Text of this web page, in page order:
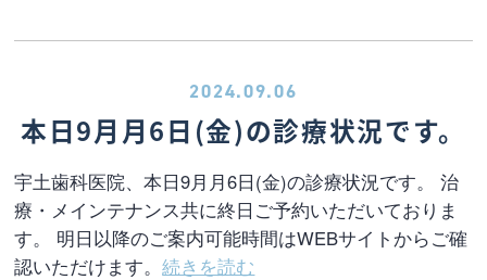
2024.09.06
本日9月月6日(金)の診療状況です。
宇土歯科医院、本日9月月6日(金)の診療状況です。 治
療・メインテナンス共に終日ご予約いただいておりま
す。 明日以降のご案内可能時間はWEBサイトからご確
認いただけます。続きを読む